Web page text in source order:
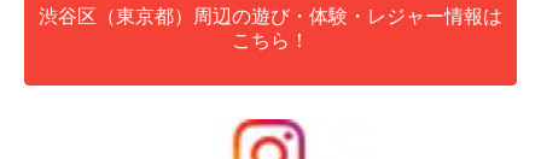
渋谷区（東京都）周辺の遊び・体験・レジャー情報は
こちら！